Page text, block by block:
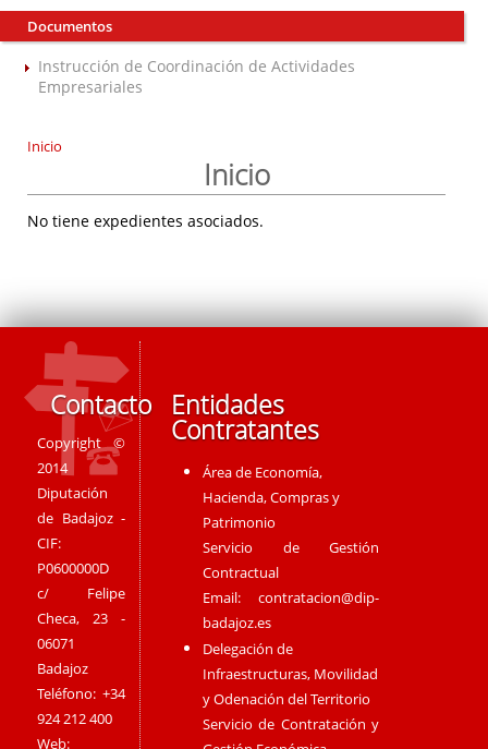
Documentos
Instrucción de Coordinación de Actividades
Empresariales
Inicio
Inicio
No tiene expedientes asociados.
Contacto
Copyright ©
2014
Diputación
de Badajoz -
CIF:
P0600000D
c/ Felipe
Checa, 23 -
06071
Badajoz
Teléfono: +34
924 212 400
Web:
Entidades
Contratantes
Área de Economía,
Hacienda, Compras y
Patrimonio
Servicio de Gestión
Contractual
Email:contratacion@dip-
badajoz.es
Delegación de
Infraestructuras, Movilidad
y Odenación del Territorio
Servicio de Contratación y